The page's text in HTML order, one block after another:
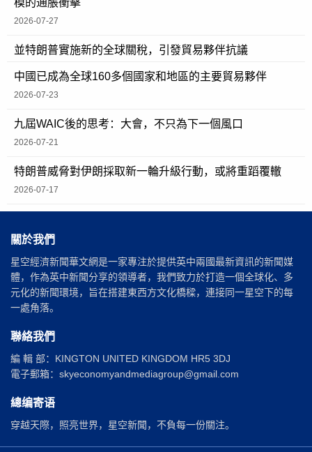
模的通脹衝擊
2026-07-27
並特朗普實施新的全球關稅，引發貿易夥伴抗議
中國已成為全球160多個國家和地區的主要貿易夥伴
2026-07-23
九屆WAIC後的思考：大會，不只為下一個風口
2026-07-21
特朗普威脅對伊朗採取新一輪升級行動，或將重蹈覆轍
2026-07-17
關於我們
星空經濟新聞華文網是一家專注於提供英中兩國最新資訊的新聞媒
體，作為英中新聞分享的領導者，我們致力於打造一個全球化、多
元化的新聞環境，旨在搭建東西方文化橋樑，連接同一星空下的每
一處角落。
聯絡我們
編 輯 部：KINGTON UNITED KINGDOM HR5 3DJ
電子郵箱：skyeconomyandmediagroup@gmail.com
總编寄语
穿越天際，照亮世界，星空新聞，不負每一份關注。